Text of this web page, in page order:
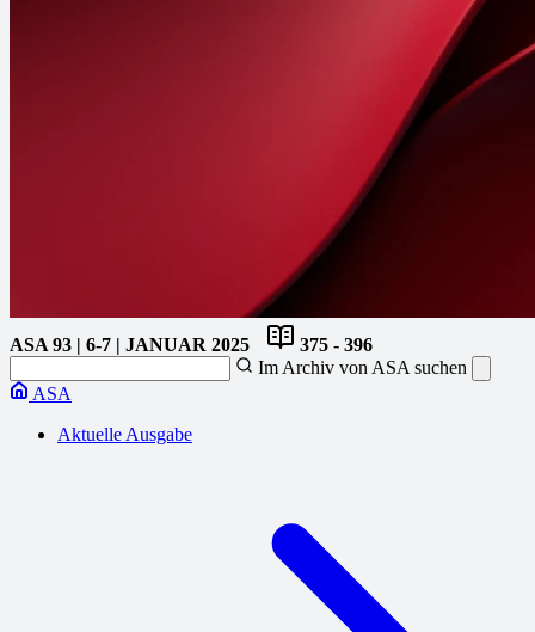
ASA 93 | 6-7 | JANUAR 2025
375 - 396
Im Archiv von ASA suchen
ASA
Aktuelle Ausgabe